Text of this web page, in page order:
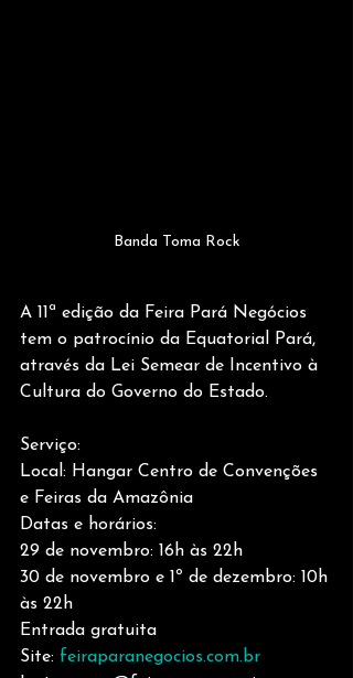
Banda Toma Rock
A 11ª edição da Feira Pará Negócios
tem o patrocínio da Equatorial Pará,
através da Lei Semear de Incentivo à
Cultura do Governo do Estado.
Serviço:
Local: Hangar Centro de Convenções
e Feiras da Amazônia
Datas e horários:
29 de novembro: 16h às 22h
30 de novembro e 1º de dezembro: 10h
às 22h
Entrada gratuita
Site: feiraparanegocios.com.br